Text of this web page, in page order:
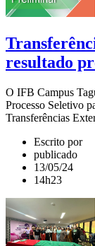
resultado
O IFB Campus
Processo Seletivo
Transferências
Escrito por
publicado
13/05/24
14h23